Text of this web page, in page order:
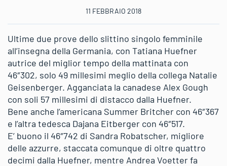
11 FEBBRAIO 2018
Ultime due prove dello slittino singolo femminile
all’insegna della Germania, con Tatiana Huefner
autrice del miglior tempo della mattinata con
46″302, solo 49 millesimi meglio della collega Natalie
Geisenberger. Agganciata la canadese Alex Gough
con soli 57 millesimi di distacco dalla Huefner.
Bene anche l’americana Summer Britcher con 46″367
e l’altra tedesca Dajana Eitberger con 46″517.
E’ buono il 46″742 di Sandra Robatscher, migliore
delle azzurre, staccata comunque di oltre quattro
decimi dalla Huefner, mentre Andrea Voetter fa